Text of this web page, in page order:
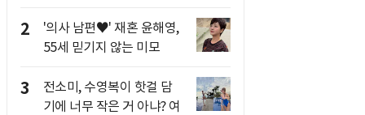
2
'의사 남편♥' 재혼 윤해영,
55세 믿기지 않는 미모
3
전소미, 수영복이 핫걸 담
기에 너무 작은 거 아냐? 여